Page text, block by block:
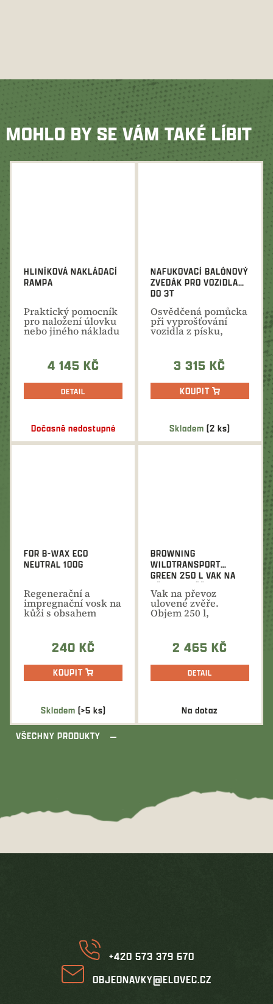
MOHLO BY SE VÁM TAKÉ LÍBIT
Dočasně nedostupné
HLINÍKOVÁ NAKLÁDACÍ
RAMPA
Praktický pomocník
pro naložení úlovku
nebo jiného nákladu
na místo určení.
4 145 KČ
DETAIL
Skladem (2 ks)
NAFUKOVACÍ BALÓNOVÝ
ZVEDÁK PRO VOZIDLA
DO 3T
Osvědčená pomůcka
při vyprošťování
vozidla z písku,
sněhu nebo bláta s...
3 315 KČ
KOUPIT
Skladem (>5 ks)
FOR B-WAX ECO
NEUTRAL 100G
Regenerační a
impregnační vosk na
kůži s obsahem
240 KČ
KOUPIT
Na dotaz
BROWNING
WILDTRANSPORT
GREEN 250 L VAK NA
PŘEVOZ ZVĚŘE
Vak na převoz
ulovené zvěře.
Objem 250 l,
robustní voděodolný
2 465 KČ
DETAIL
VŠECHNY PRODUKTY
+420 573 379 670
OBJEDNAVKY@ELOVEC.CZ